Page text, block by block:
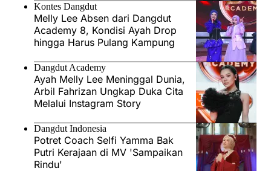
Kontes Dangdut
Melly Lee Absen dari Dangdut
Academy 8, Kondisi Ayah Drop
hingga Harus Pulang Kampung
Dangdut Academy
Ayah Melly Lee Meninggal Dunia,
Arbil Fahrizan Ungkap Duka Cita
Melalui Instagram Story
Dangdut Indonesia
Potret Coach Selfi Yamma Bak
Putri Kerajaan di MV 'Sampaikan
Rindu'